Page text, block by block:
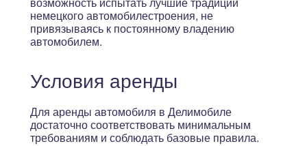
немецкого автомобилестроения, не
привязываясь к постоянному владению
автомобилем.
Условия аренды
Для аренды автомобиля в Делимобиле
достаточно соответствовать минимальным
требованиям и соблюдать базовые правила.